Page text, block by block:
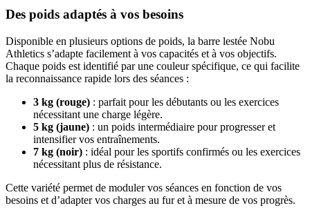
Des poids adaptés à vos besoins
Disponible en plusieurs options de poids, la barre lestée Nobu
Athletics s’adapte facilement à vos capacités et à vos objectifs.
Chaque poids est identifié par une couleur spécifique, ce qui facilite
la reconnaissance rapide lors des séances :
3 kg (rouge) : parfait pour les débutants ou les exercices
nécessitant une charge légère.
5 kg (jaune) : un poids intermédiaire pour progresser et
intensifier vos entraînements.
7 kg (noir) : idéal pour les sportifs confirmés ou les exercices
nécessitant plus de résistance.
Cette variété permet de moduler vos séances en fonction de vos
besoins et d’adapter vos charges au fur et à mesure de vos progrès.